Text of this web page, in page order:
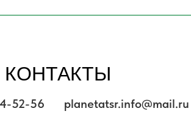
planetatsr.info@mail.ru
52-56
КОНТАКТЫ